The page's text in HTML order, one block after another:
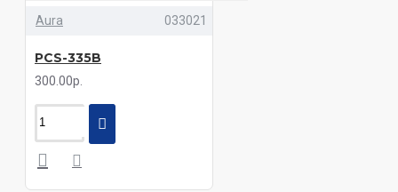
Aura 033021
PCS-335B
300.00р.